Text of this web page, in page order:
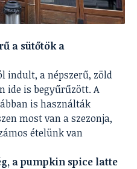
a sütőtök a
indult, a népszerű, zöld
ide is begyűrűzött. A
is használták
most van a szezonja,
ételünk van
a pumpkin spice latte